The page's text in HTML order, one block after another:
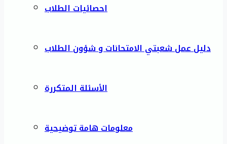
احصائيات الطلاب
دليل عمل شعبتي الامتحانات و شؤون الطلاب
الأسئلة المتكررة
معلومات هامة توضيحية